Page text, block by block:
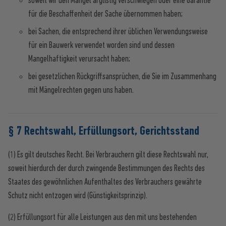
für die Beschaffenheit der Sache übernommen haben;
bei Sachen, die entsprechend ihrer üblichen Verwendungsweise
für ein Bauwerk verwendet worden sind und dessen
Mangelhaftigkeit verursacht haben;
bei gesetzlichen Rückgriffsansprüchen, die Sie im Zusammenhang
mit Mängelrechten gegen uns haben.
§ 7 Rechtswahl, Erfüllungsort, Gerichtsstand
(1) Es gilt deutsches Recht. Bei Verbrauchern gilt diese Rechtswahl nur,
soweit hierdurch der durch zwingende Bestimmungen des Rechts des
Staates des gewöhnlichen Aufenthaltes des Verbrauchers gewährte
Schutz nicht entzogen wird (Günstigkeitsprinzip).
(2) Erfüllungsort für alle Leistungen aus den mit uns bestehenden